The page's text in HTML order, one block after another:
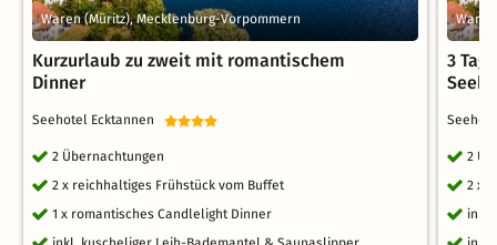
Waren (Müritz), Mecklenburg-Vorpommern
Kurzurlaub zu zweit mit romantischem
Dinner
Seehotel Ecktannen
2 Übernachtungen
2 x reichhaltiges Frühstück vom Buffet
1 x romantisches Candlelight Dinner
3
2
2 x
inkl.